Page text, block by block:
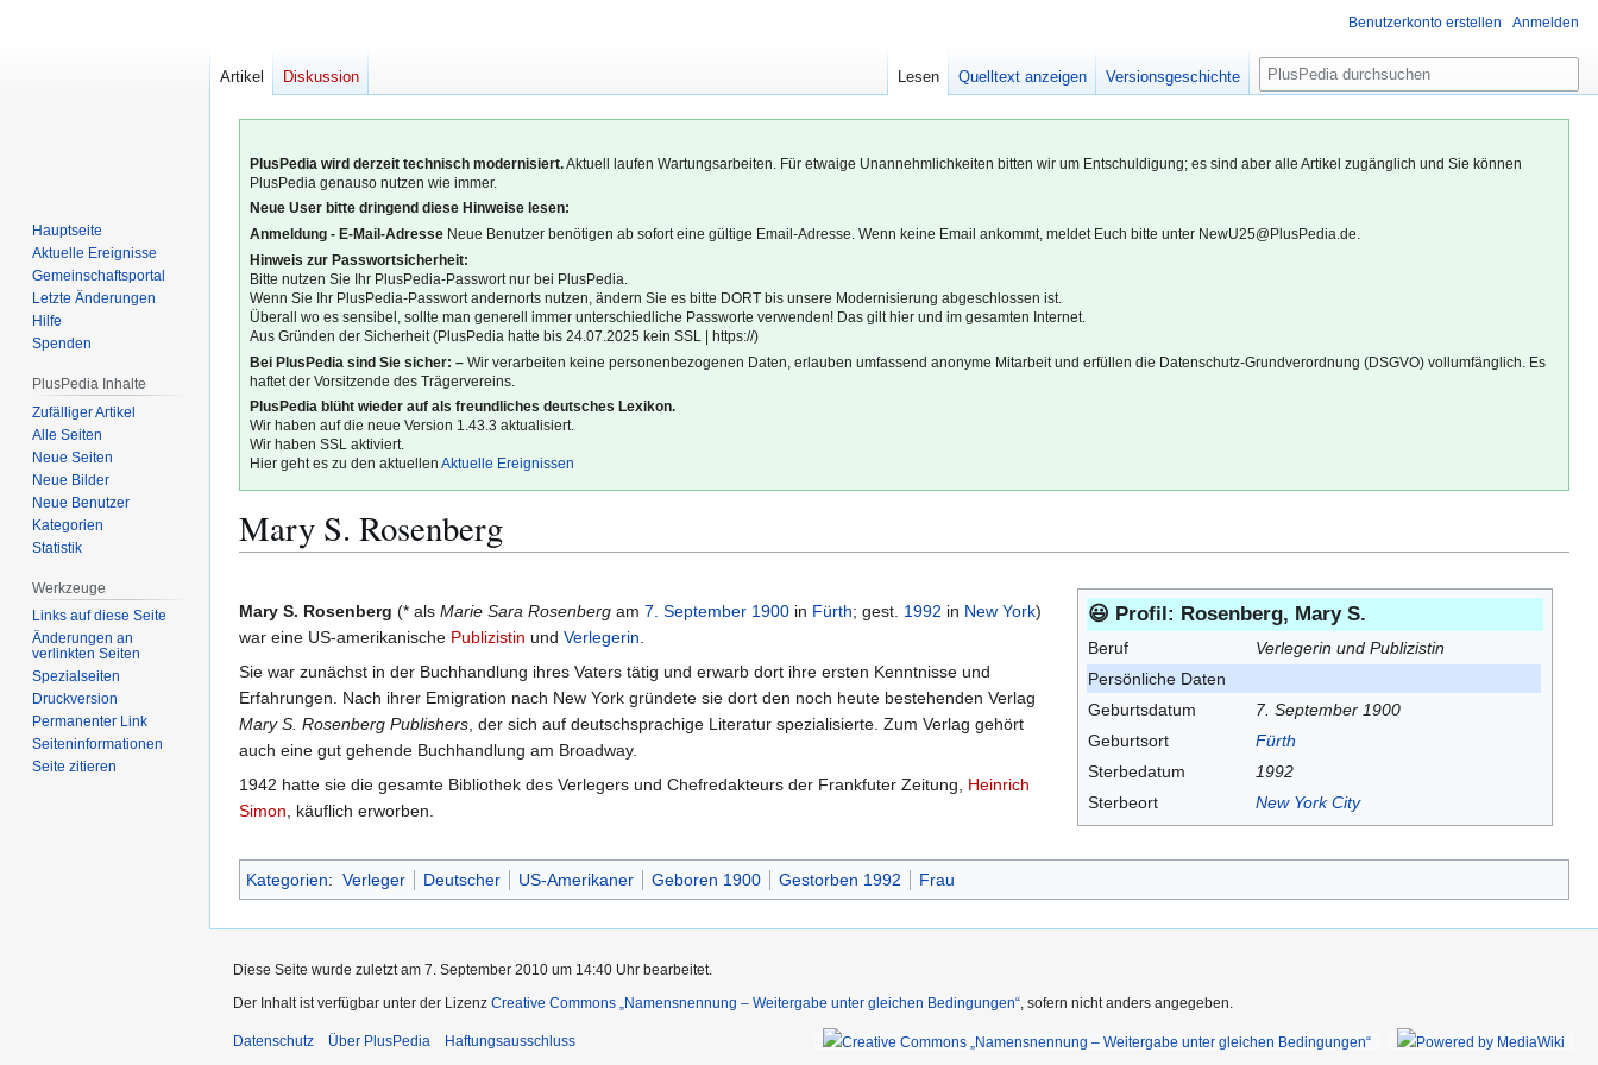
PlusPedia wird derzeit technisch modernisiert.Aktuell laufen Wartungsarbeiten. Für etwaige Unannehmlichkeiten bitten wir um Entschuldigung; es sind aber alle Artikel zugänglich und Sie können
PlusPedia genauso nutzen wie immer.
Neue User bitte dringend diese Hinweise lesen:
Anmeldung - E-Mail-Adresse Neue Benutzer benötigen ab sofort eine gültige Email-Adresse. Wenn keine Email ankommt, meldet Euch bitte unter NewU25@PlusPedia.de.
Hinweis zur Passwortsicherheit:
Bitte nutzen Sie Ihr PlusPedia-Passwort nur bei PlusPedia.
Wenn Sie Ihr PlusPedia-Passwort andernorts nutzen, ändern Sie es bitte DORT bis unsere Modernisierung abgeschlossen ist.
Überall wo es sensibel, sollte man generell immer unterschiedliche Passworte verwenden! Das gilt hier und im gesamten Internet.
Aus Gründen der Sicherheit (PlusPedia hatte bis 24.07.2025 kein SSL | https://)
Bei PlusPedia sind Sie sicher: – Wir verarbeiten keine personenbezogenen Daten, erlauben umfassend anonyme Mitarbeit und erfüllen die Datenschutz-Grundverordnung (DSGVO) vollumfänglich. Es
haftet der Vorsitzende des Trägervereins.
PlusPedia blüht wieder auf als freundliches deutsches Lexikon.
Wir haben auf die neue Version 1.43.3 aktualisiert.
Wir haben SSL aktiviert.
Hier geht es zu den aktuellenAktuelle Ereignissen
Mary S. Rosenberg
Navigation
springen
Suche
springen
😃 Profil: Rosenberg, Mary S.
Beruf
Verlegerin und Publizistin
Persönliche Daten
Geburtsdatum
7. September 1900
Geburtsort
Fürth
Sterbedatum
1992
Sterbeort
New York City
Mary S. Rosenberg (* als Marie Sara Rosenberg am 7. September 1900 in Fürth; gest. 1992 in New York)
war eine US-amerikanische Publizistin und Verlegerin
Sie war zunächst in der Buchhandlung ihres Vaters tätig und erwarb dort ihre ersten Kenntnisse und
Erfahrungen. Nach ihrer Emigration nach New York gründete sie dort den noch heute bestehenden Verlag
Mary S. Rosenberg Publishers , der sich auf deutschsprachige Literatur spezialisierte. Zum Verlag gehört
auch eine gut gehende Buchhandlung am Broadway.
1942 hatte sie die gesamte Bibliothek des Verlegers und Chefredakteurs der Frankfuter Zeitung, Heinrich
Simon , käuflich erworben.
Kategorien: Verleger Deutscher US-Amerikaner Geboren 1900 Gestorben 1992 Frau
Benutzerkonto erstellen Anmelden
Artikel Diskussion Lesen Quelltext anzeigen Versionsgeschichte
S
u
c
e
Hauptseite
Aktuelle Ereignisse
Gemeinschafts­portal
Letzte Änderungen
Hilfe
Spenden
PlusPedia Inhalte
Zufälliger Artikel
Alle Seiten
Neue Seiten
Neue Bilder
Neue Benutzer
Kategorien
Statistik
Werkzeuge
Links auf diese Seite
Änderungen an
verlinkten Seiten
Spezialseiten
Druckversion
Permanenter Link
Seiten­­informationen
Seite zitieren
Diese Seite wurde zuletzt am 7. September 2010 um 14:40 Uhr bearbeitet.
Der Inhalt ist verfügbar unter der Lizenz Creative Commons „Namensnennung – Weitergabe unter gleichen Bedingungen“, sofern nicht anders angegeben.
Datenschutz Über PlusPedia Haftungsausschluss